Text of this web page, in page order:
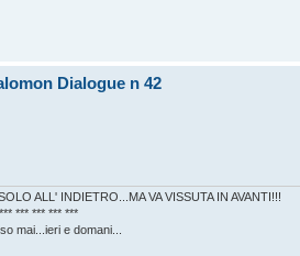
Dialogue n 42
ALL' INDIETRO...MA VA VISSUTA IN AVANTI!!!
*** *** *** ***
mai...ieri e domani...